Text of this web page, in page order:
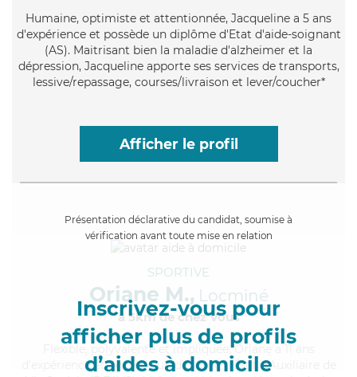
Humaine, optimiste et attentionnée, Jacqueline a 5 ans
d'expérience et possède un diplôme d'Etat d'aide-soignant
(AS). Maitrisant bien la maladie d'alzheimer et la
dépression, Jacqueline apporte ses services de transports,
lessive/repassage, courses/livraison et lever/coucher*
Afficher le profil
Présentation déclarative du candidat, soumise à
vérification avant toute mise en relation
Inscrivez-vous pour
afficher plus de profils
d’aides à domicile
SPORTIVE
Oriane M., Locminé
à 5km de chez Vous
, polyvalente et impliquée, Oriane a 11 ans
d'expérience et possède un diplôme d'État d'Auxiliaire de